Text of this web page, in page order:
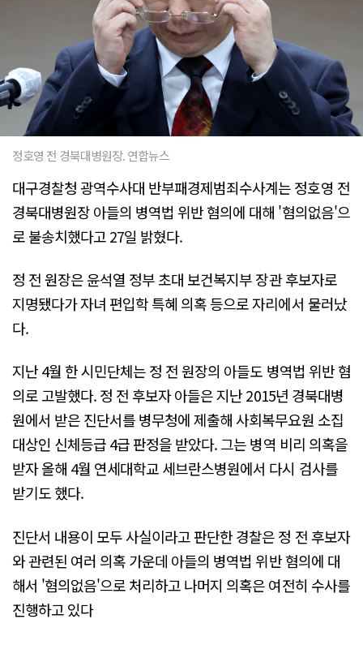
정호영 전 경북대병원장. 연합뉴스
대구경찰청 광역수사대 반부패경제범죄수사계는 정호영 전
경북대병원장 아들의 병역법 위반 혐의에 대해 '혐의없음'으
로 불송치했다고 27일 밝혔다.
정 전 원장은 윤석열 정부 초대 보건복지부 장관 후보자로
지명됐다가 자녀 편입학 특혜 의혹 등으로 자리에서 물러났
다.
지난 4월 한 시민단체는 정 전 원장의 아들도 병역법 위반 혐
의로 고발했다. 정 전 후보자 아들은 지난 2015년 경북대병
원에서 받은 진단서를 병무청에 제출해 사회복무요원 소집
대상인 신체등급 4급 판정을 받았다. 그는 병역 비리 의혹을
받자 올해 4월 연세대학교 세브란스병원에서 다시 검사를
받기도 했다.
진단서 내용이 모두 사실이라고 판단한 경찰은 정 전 후보자
와 관련된 여러 의혹 가운데 아들의 병역법 위반 혐의에 대
해서 '혐의없음'으로 처리하고 나머지 의혹은 여전히 수사를
진행하고 있다